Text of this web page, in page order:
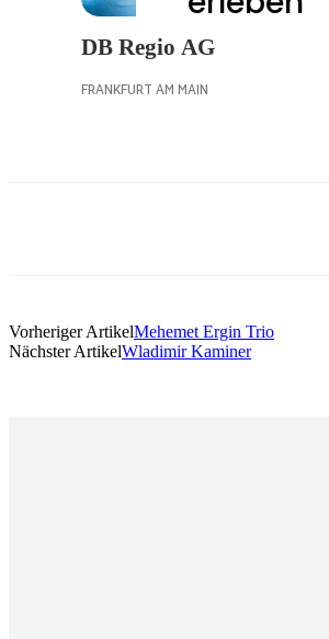
Vorheriger ArtikelMehemet Ergin Trio
Nächster ArtikelWladimir Kaminer